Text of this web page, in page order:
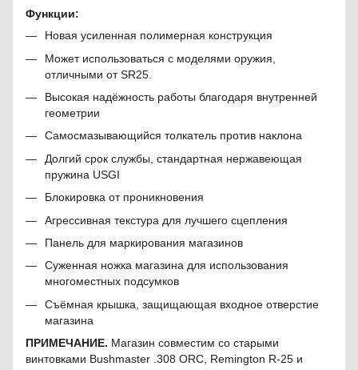
Функции:
Новая усиленная полимерная конструкция
Может использоваться с моделями оружия,
отличными от SR25.
Высокая надёжность работы благодаря внутренней
геометрии
Самосмазывающийся толкатель против наклона
Долгий срок службы, стандартная нержавеющая
пружина USGI
Блокировка от проникновения
Агрессивная текстура для лучшего сцепления
Панель для маркирования магазинов
Суженная ножка магазина для использования
многоместных подсумков
Съёмная крышка, защищающая входное отверстие
магазина
ПРИМЕЧАНИЕ. Магазин совместим со старыми
винтовками Bushmaster .308 ORC, Remington R-25 и